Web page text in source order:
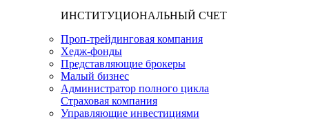
ИНСТИТУЦИОНАЛЬНЫЙ СЧЕТ
Проп-трейдинговая компания
Хедж-фонды
Представляющие брокеры
Малый бизнес
Администратор полного цикла
Страховая компания
Управляющие инвестициями